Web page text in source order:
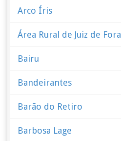
Arco Íris
Área Rural de Juiz de Fora
Bairu
Bandeirantes
Barão do Retiro
Barbosa Lage